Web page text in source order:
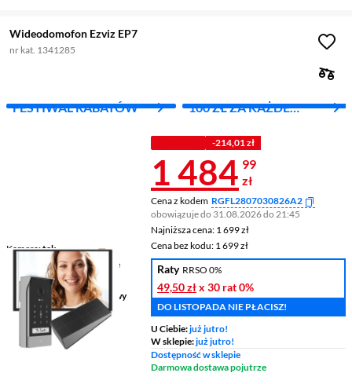
Wideodomofon Ezviz EP7
nr kat. 1341285
FESTIWAL RABATÓW
100 ZŁ ZA KAŻDE
Kamera tak
Otwieranie zbliżeniowe
nie
Panel dotykowy nie
Sposób montażu natynkowy
-214,01 zł
Cena 1
1 484 99
zł
Cena z kodem RGFL2807030826A2
obowiązuje do 31.08.2026 do 21:45
Najniższa cena: 1 699 zł
Najniższa cena: 1 699 zł
Cena bez kodu: 1 699 zł
Cena bez kodu: 1 699 zł
Raty RRSO 0%
49,50 złx 30 rat0%
DO LISTOPADA NIE PŁACISZ!
U Ciebie:już jutro!
W sklepie:już jutro!
Dostępność w sklepie
Darmowa dostawa pojutrze